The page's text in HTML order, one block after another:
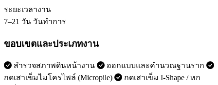
ระยะเวลางาน
7–21 วัน วันทำการ
ขอบเขตและประเภทงาน
สำรวจสภาพดินหน้างาน
ออกแบบและคำนวณฐานราก
กดเสาเข็มไมโครไพล์ (Micropile)
กดเสาเข็ม I-Shape / หก